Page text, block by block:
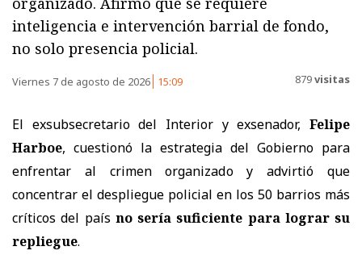
inteligencia e intervención barrial de fondo,
no solo presencia policial.
Viernes 7 de agosto de 2026 15:09 879visitas
El exsubsecretario del Interior y exsenador, Felipe
Harboe, cuestionó la estrategia del Gobierno para
enfrentar al crimen organizado y advirtió que
concentrar el despliegue policial en los 50 barrios más
críticos del país no sería suficiente para lograr su
repliegue.